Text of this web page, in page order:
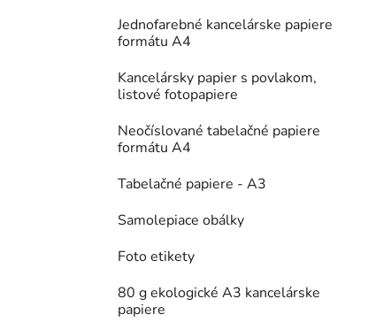
Jednofarebné kancelárske papiere
formátu A4
Kancelársky papier s povlakom,
listové fotopapiere
Neočíslované tabelačné papiere
formátu A4
Tabelačné papiere - A3
Samolepiace obálky
Foto etikety
80 g ekologické A3 kancelárske
papiere